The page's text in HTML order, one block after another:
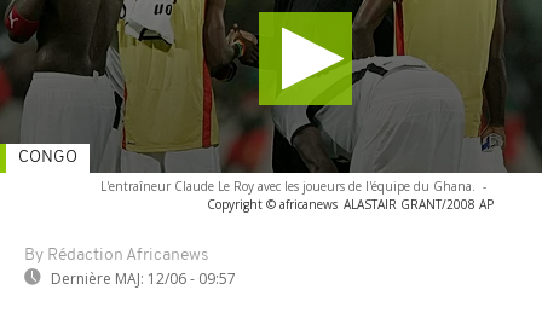
L'entraîneur Claude Le Roy avec les joueurs de l'équipe du Ghana. -
Copyright © africanews ALASTAIR GRANT/2008 AP
By Rédaction Africanews
Dernière MAJ: 12/06 - 09:57
CONGO